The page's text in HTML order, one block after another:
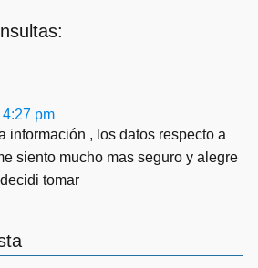
pm
información , los datos respecto a
siento mucho mas seguro y alegre
tomar